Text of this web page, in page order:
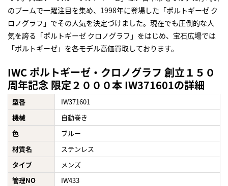
のブームで一躍注目を集め、1998年に登場した「ポルトギーゼ ク
ロノグラフ」でその人気を決定づけました。現在でも圧倒的な人
気を誇る「ポルトギーゼ クロノグラフ」をはじめ、宝石広場では
「ポルトギーゼ」を各モデル高価買取しております。
IWC ポルトギーゼ・クロノグラフ 創立１５０
周年記念 限定２０００本 IW371601の詳細
型番
IW371601
機械
自動巻き
色
ブルー
材質名
ステンレス
タイプ
メンズ
管理NO
IW433